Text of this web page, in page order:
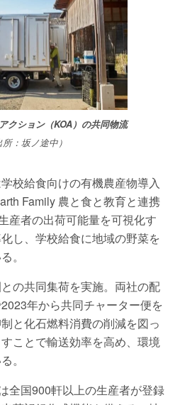
クション（KOA）の共同物流
：坂ノ途中）
校給食向けの有機農産物導入
Family 農と食と教育と連携
産者の出荷可能量を可視化す
し、学校給食に地域の野菜を
。
の共同集荷を実施。両社の配
年から共同チャーター便を
と化石燃料消費の削減を図っ
ことで輸送効率を高め、環境
。
全国900軒以上の生産者が登録